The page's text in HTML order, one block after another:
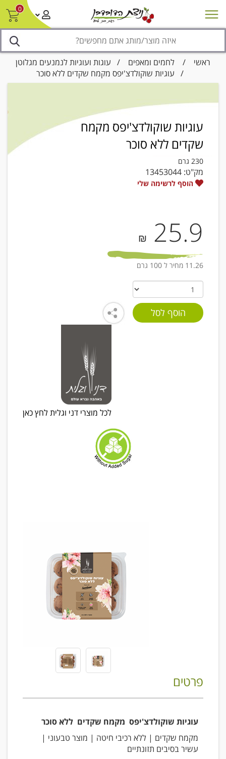
0
מבצעים סניפים צור קשר/ביטול הזמנה
ראשי / לחמים ומאפים / עוגות ועוגיות לנמנעים מגלוטן
/ עוגיות שוקולדצ'יפס מקמח שקדים ללא סוכר
עוגיות שוקולדצ'יפס מקמח
שקדים ללא סוכר
230 גרם
מק"ט: 13453044
הוסף לרשימה שלי
25.9
₪
11.26 מחיר ל 100 גרם
לכל מוצרי דני וגלית לחץ כאן
פרטים
עוגיות שוקולדצ'יפס מקמח שקדים ללא סוכר
מקמח שקדים | ללא רכיבי חיטה | מוצר טבעוני |
עשיר בסיבים תזונתיים